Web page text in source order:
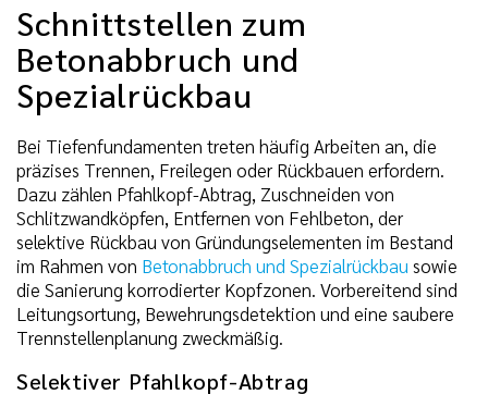
Schnittstellen zum
Betonabbruch und
Spezialrückbau
Bei Tiefenfundamenten treten häufig Arbeiten an, die
präzises Trennen, Freilegen oder Rückbauen erfordern.
Dazu zählen Pfahlkopf-Abtrag, Zuschneiden von
Schlitzwandköpfen, Entfernen von Fehlbeton, der
selektive Rückbau von Gründungselementen im Bestand
im Rahmen von Betonabbruch und Spezialrückbau sowie
die Sanierung korrodierter Kopfzonen. Vorbereitend sind
Leitungsortung, Bewehrungsdetektion und eine saubere
Trennstellenplanung zweckmäßig.
Selektiver Pfahlkopf-Abtrag